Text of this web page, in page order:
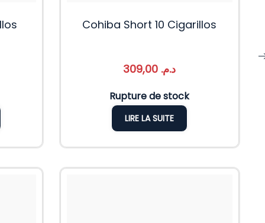
Cohiba Short 10 Cigarillos
د.م.
Rupture de stock
LIRE LA SUITE